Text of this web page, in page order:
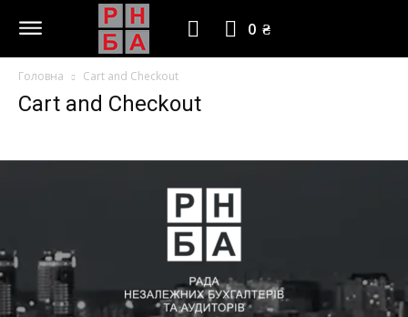
0 ₴
Головна Cart and Checkout
Cart and Checkout